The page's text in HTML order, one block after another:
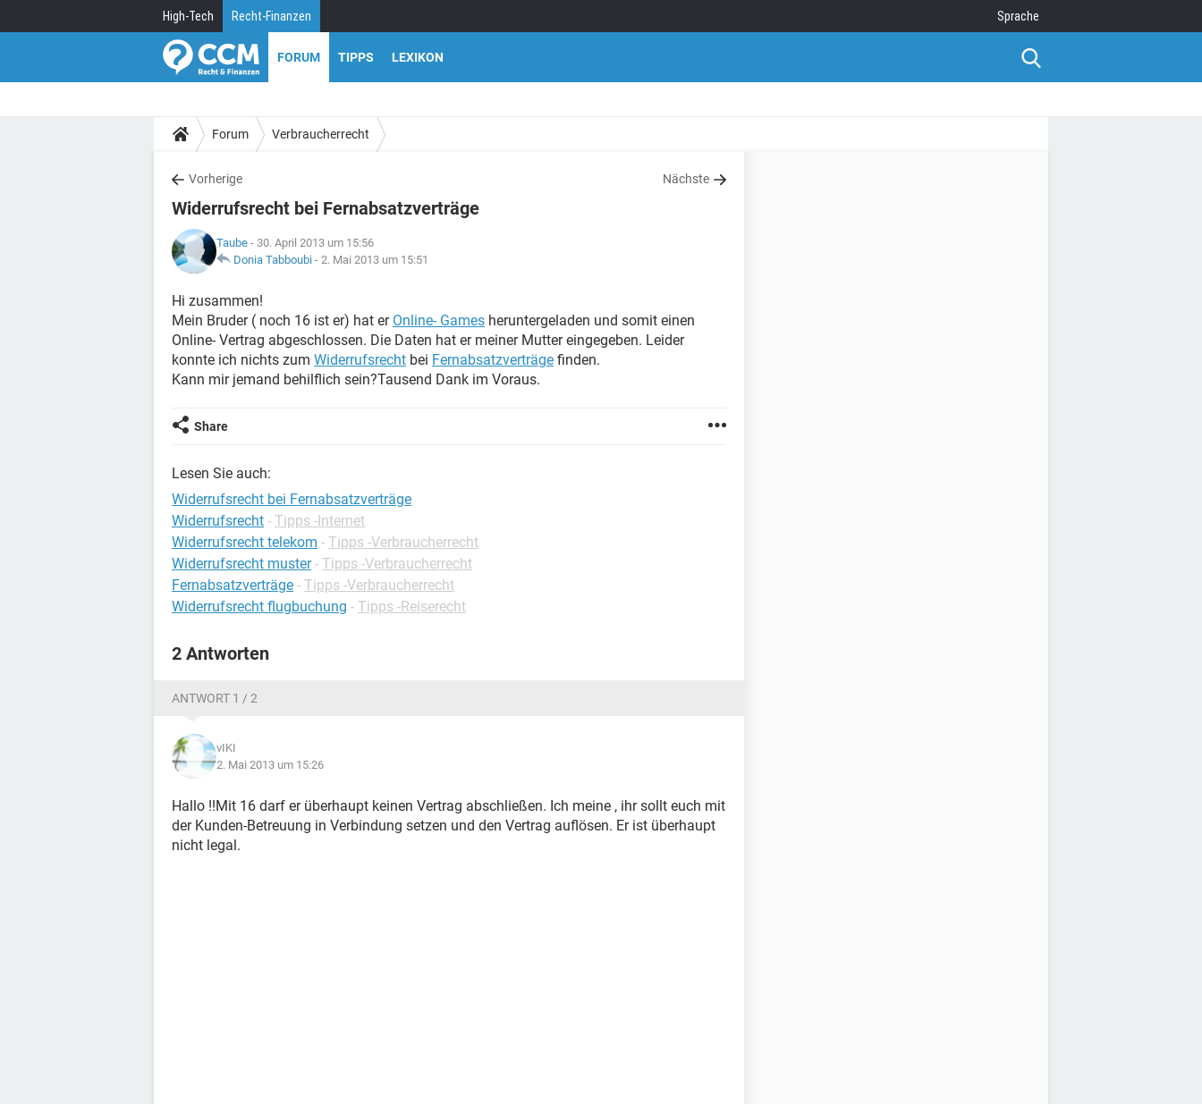
High-Tech Recht-Finanzen Sprache
FORUM TIPPS LEXIKON
Forum Verbraucherrecht
Vorherige Nächste
Widerrufsrecht bei Fernabsatzverträge
Taube - 30. April 2013 um 15:56
Donia Tabboubi - 2. Mai 2013 um 15:51
Hi zusammen!
Mein Bruder ( noch 16 ist er) hat er Online- Games heruntergeladen und somit einen
Online- Vertrag abgeschlossen. Die Daten hat er meiner Mutter eingegeben. Leider
konnte ich nichts zum Widerrufsrecht bei Fernabsatzverträge finden.
Kann mir jemand behilflich sein?Tausend Dank im Voraus.
Share
Lesen Sie auch:
Widerrufsrecht bei Fernabsatzverträge
Widerrufsrecht - Tipps -Internet
Widerrufsrecht telekom - Tipps -Verbraucherrecht
Widerrufsrecht muster - Tipps -Verbraucherrecht
Fernabsatzverträge - Tipps -Verbraucherrecht
Widerrufsrecht flugbuchung - Tipps -Reiserecht
2 Antworten
ANTWORT 1 / 2
vIKI
2. Mai 2013 um 15:26
Hallo !!Mit 16 darf er überhaupt keinen Vertrag abschließen. Ich meine , ihr sollt euch mit
der Kunden-Betreuung in Verbindung setzen und den Vertrag auflösen. Er ist überhaupt
nicht legal.